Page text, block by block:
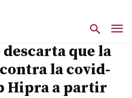
que la
la covid-
Hipra a partir